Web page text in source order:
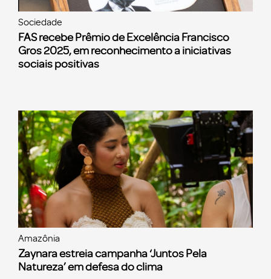
Sociedade
FAS recebe Prêmio de Excelência Francisco
Gros 2025, em reconhecimento a iniciativas
sociais positivas
Amazônia
Zaynara estreia campanha ‘Juntos Pela
Natureza’ em defesa do clima